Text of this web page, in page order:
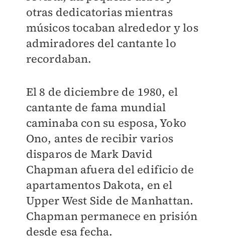
otras dedicatorias mientras
músicos tocaban alrededor y los
admiradores del cantante lo
recordaban.
El 8 de diciembre de 1980, el
cantante de fama mundial
caminaba con su esposa, Yoko
Ono, antes de recibir varios
disparos de Mark David
Chapman afuera del edificio de
apartamentos Dakota, en el
Upper West Side de Manhattan.
Chapman permanece en prisión
desde esa fecha.